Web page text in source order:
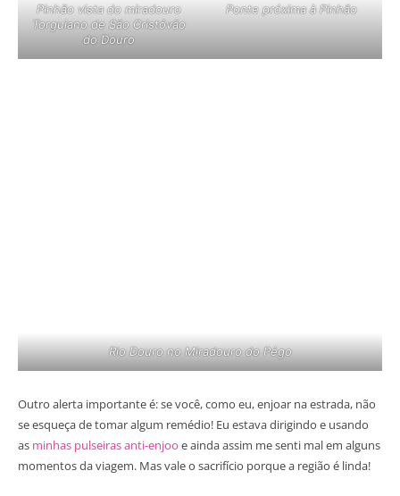
Pinhão vista do miradouro
Torguiano de São Cristóvão
do Douro
Ponte próxima à Pinhão
Rio Douro no Miradouro do Pégo
Outro alerta importante é: se você, como eu, enjoar na estrada, não
se esqueça de tomar algum remédio! Eu estava dirigindo e usando
as minhas pulseiras anti-enjoo e ainda assim me senti mal em alguns
momentos da viagem. Mas vale o sacrifício porque a região é linda!